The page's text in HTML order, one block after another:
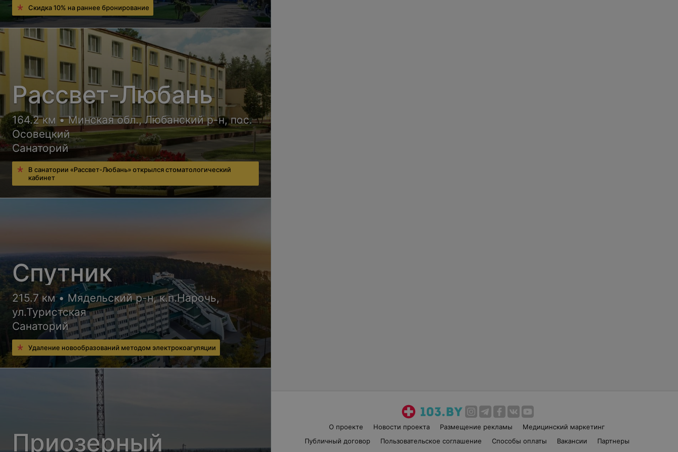
О проекте Новости проекта Размещение рекламы
Медицинский маркетинг
Публичный договор
Пользовательское соглашение Способы оплаты Вакансии
Партнеры
Скидка 10% на раннее бронирование
Рассвет-Любань
164.2 км • Минская обл., Любанский р-н, пос.
Осовецкий
Санаторий
В санатории «Рассвет-Любань» открылся стоматологический
кабинет
Спутник
215.7 км • Мядельский р-н, к.п.Нарочь,
ул.Туристская
Санаторий
Удаление новообразований методом электрокоагуляции
Приозерный